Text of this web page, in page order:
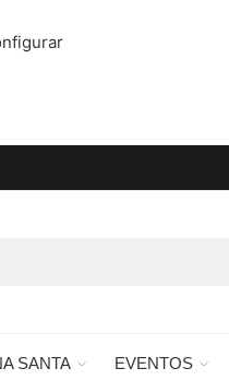
SANTA EVENTOS